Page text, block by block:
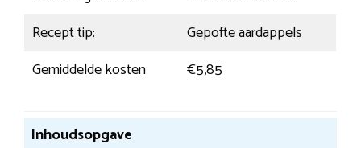
Recept tip:
Gepofte aardappels
Gemiddelde kosten
€5,85
Inhoudsopgave